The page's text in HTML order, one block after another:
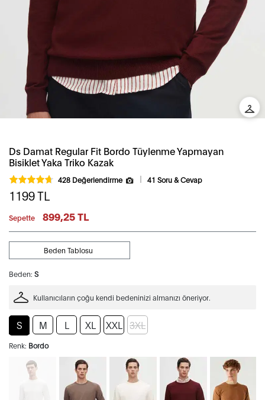
Ds Damat Regular Fit Bordo Tüylenme Yapmayan
Bisiklet Yaka Triko Kazak
428 Değerlendirme 41 Soru & Cevap
1199TL
Sepette 899,25 TL
Beden: S
Beden Tablosu
Kullanıcıların çoğu kendi bedeninizi almanızı öneriyor.
S M L XL XXL 3XL
Renk: Bordo